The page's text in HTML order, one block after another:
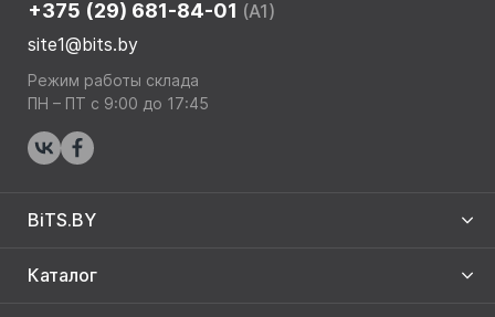
+375 (29) 681-84-01 (A1)
site1@bits.by
Режим работы склада
ПН – ПТ с 9:00 до 17:45
BiTS.BY
Каталог